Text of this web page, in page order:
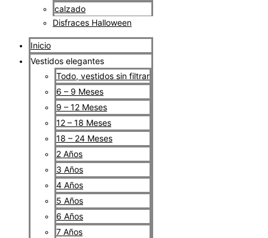
calzado
Disfraces Halloween
Inicio
Vestidos elegantes
Todo, vestidos sin filtrar
6 – 9 Meses
9 – 12 Meses
12 – 18 Meses
18 – 24 Meses
2 Años
3 Años
4 Años
5 Años
6 Años
7 Años